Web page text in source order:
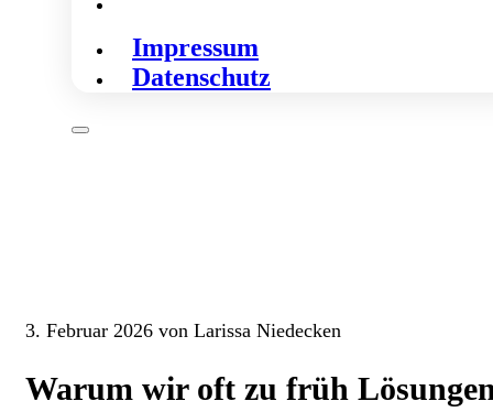
Impressum
Datenschutz
3. Februar 2026 von Larissa Niedecken
Warum wir oft zu früh